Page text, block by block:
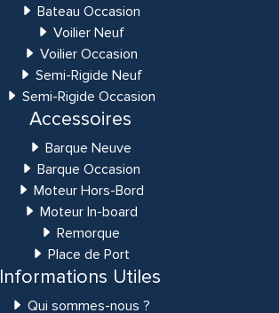
Bateau Occasion
Voilier Neuf
Voilier Occasion
Semi-Rigide Neuf
Semi-Rigide Occasion
Accessoires
Barque Neuve
Barque Occasion
Moteur Hors-Bord
Moteur In-board
Remorque
Place de Port
Informations Utiles
Qui sommes-nous ?